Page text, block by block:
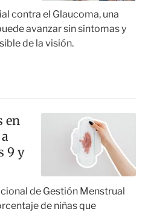
contra el Glaucoma, una
avanzar sin síntomas y
de la visión.
en
9 y
de Gestión Menstrual
de niñas que